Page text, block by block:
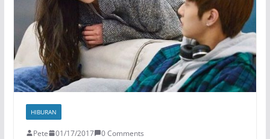
HIBURAN
Pete 01/17/2017
0 Comments